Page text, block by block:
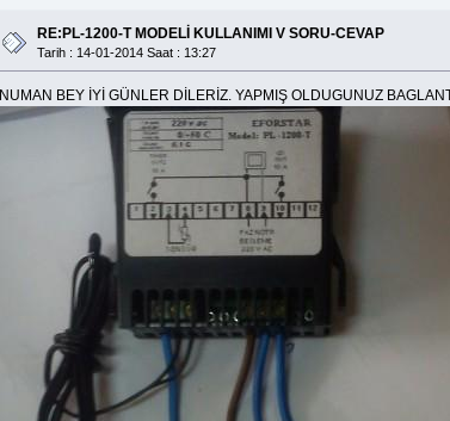
RE:PL-1200-T MODELİ KULLANIMI V SORU-CEVAP
Tarih : 14-01-2014 Saat : 13:27
NUMAN BEY İYİ GÜNLER DİLERİZ. YAPMIŞ OLDUGUNUZ